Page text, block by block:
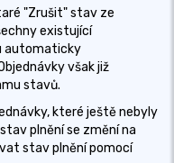
"Zrušit" stav ze
existující
automaticky
však již
stavů.
které ještě nebyly
plnění se změní na
stav plnění pomocí